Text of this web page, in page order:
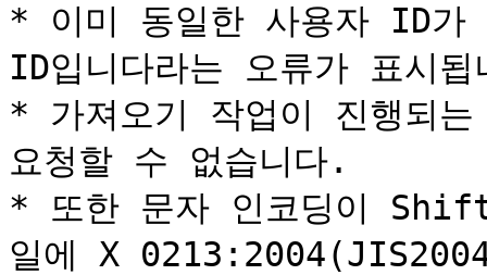
* 이미 동일한 사용자 ID가
ID입니다라는 오류가 표시
* 가져오기 작업이 진행되는
요청할 수 없습니다.
* 또한 문자 인코딩이
일에 X